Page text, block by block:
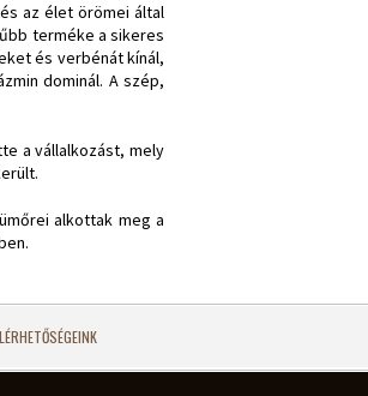
az élet örömei által
terméke a sikeres
és verbénát kínál,
dominál. A szép,
a vállalkozást, mely
alkottak meg a